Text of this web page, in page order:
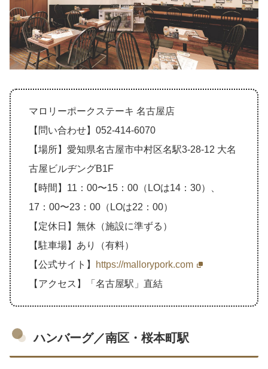
マロリーポークステーキ 名古屋店
【問い合わせ】052-414-6070
【場所】愛知県名古屋市中村区名駅3-28-12 大名
古屋ビルヂングB1F
【時間】11：00〜15：00（LOは14：30）、
17：00〜23：00（LOは22：00）
【定休日】無休（施設に準ずる）
【駐車場】あり（有料）
【公式サイト】
https://mallorypork.com
【アクセス】「名古屋駅」直結
ハンバーグ／南区・桜本町駅